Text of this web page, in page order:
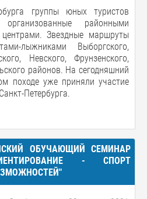
группы юных туристов
районными
Звездные маршруты
лыжниками Выборгского,
Невского, Фрунзенского,
районов. На сегодняшний
походе уже приняли участие
Петербурга.
ОБУЧАЮЩИЙ СЕМИНАР
- СПОРТ